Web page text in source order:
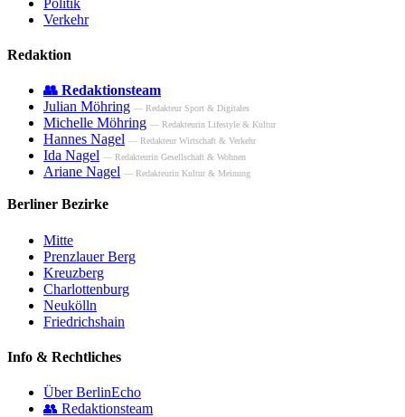
Verkehr
Redaktion
👥 Redaktionsteam
Julian Möhring — Redakteur Sport & Digitales
Michelle Möhring — Redakteurin Lifestyle & Kultur
Hannes Nagel — Redakteur Wirtschaft & Verkehr
Ida Nagel — Redakteurin Gesellschaft & Wohnen
Ariane Nagel — Redakteurin Kultur & Meinung
Berliner Bezirke
Mitte
Prenzlauer Berg
Kreuzberg
Charlottenburg
Neukölln
Friedrichshain
Info & Rechtliches
Über BerlinEcho
👥 Redaktionsteam